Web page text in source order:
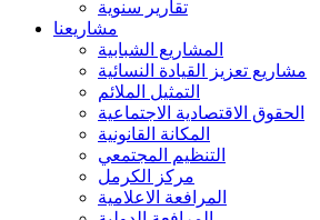
تقارير سنوية
مشاريعنا
المشاريع الشبابية
مشاريع تعزيز القيادة النسائية
التمثيل الملائم
الحقوق الاقتصادية الاجتماعية
المكانة القانونية
التنظيم المجتمعي
مركز الكرمل
المرافعة الاعلامية